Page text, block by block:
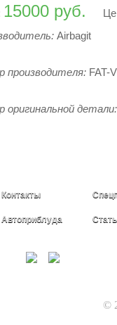
15000 руб.
Airbagit
производителя: FAT-
оригинальной
Контакты
Автоприблуда
©